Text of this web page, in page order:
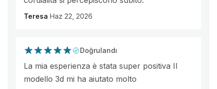
Teresa Haz 22, 2026
Doğrulandı
La mia esperienza è stata super positiva Il
modello 3d mi ha aiutato molto